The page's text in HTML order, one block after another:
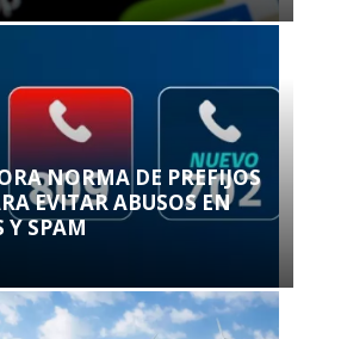
NORMA DE PREFIJOS
EVITAR ABUSOS EN
Y SPAM